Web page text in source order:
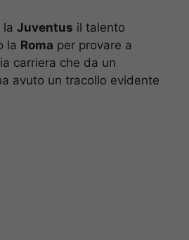
la Juventus il talento
la Roma per provare a
carriera che da un
avuto un tracollo evidente